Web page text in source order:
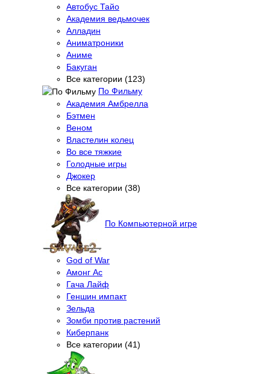
Автобус Тайо
Академия ведьмочек
Алладин
Аниматроники
Аниме
Бакуган
Все категории (123)
По Фильму
Академия Амбрелла
Бэтмен
Веном
Властелин колец
Во все тяжкие
Голодные игры
Джокер
Все категории (38)
По Компьютерной игре
God of War
Амонг Ас
Гача Лайф
Геншин импакт
Зельда
Зомби против растений
Киберпанк
Все категории (41)